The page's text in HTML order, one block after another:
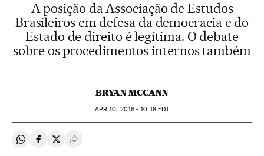
A posição da Associação de Estudos
Brasileiros em defesa da democracia e do
Estado de direito é legítima. O debate
sobre os procedimentos internos também
BRYAN MCCANN
APR 10, 2016 - 10:18EDT
Compartir en Whatsapp
Compartir en Facebook
Compartir en Twitter
Desplegar Redes Sociales